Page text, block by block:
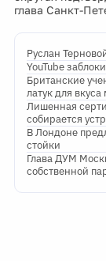
глава Санкт-
Руслан
YouTube
Британские
латук для вкуса
Лишенная
собирается
В Лондоне
стойки
Глава ДУМ
собственной